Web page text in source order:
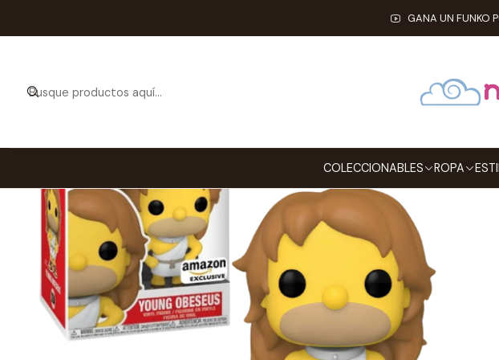
COLECCIONABLES ROPA
GANA UN FUNKO
FUNKO Pop!